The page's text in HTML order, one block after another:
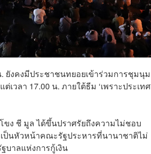
ยังคงมีประชาชนทยอยเข้าร่วมการชุมนุม
วลา 17.00 น. ภายใต้ธีม ‘เพราะประเทศ
ง ชี มูล ได้ขึ้นปราศรัยถึงความไม่ชอบ
ป็นหัวหน้าคณะรัฐประหารที่นานาชาติไม่
บาลแห่งการกู้เงิน​